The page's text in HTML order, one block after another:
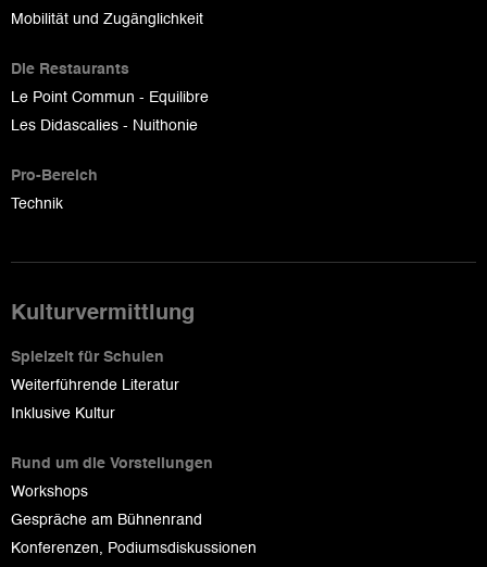
Mobilität und Zugänglichkeit
Die Restaurants
Le Point Commun - Equilibre
Les Didascalies - Nuithonie
Pro-Bereich
Technik
Kulturvermittlung
Spielzeit für Schulen
Weiterführende Literatur
Inklusive Kultur
Rund um die Vorstellungen
Workshops
Gespräche am Bühnenrand
Konferenzen, Podiumsdiskussionen